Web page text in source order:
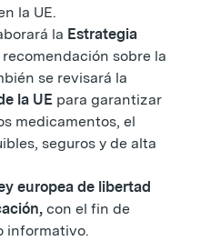
la UE.
la Estrategia
recomendación sobre la
se revisará la
la UE para garantizar
medicamentos, el
seguros y de alta
europea de libertad
con el fin de
informativo.